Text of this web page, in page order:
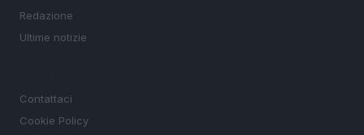
Redazione
Ultime notizie
Contattaci
Cookie Policy